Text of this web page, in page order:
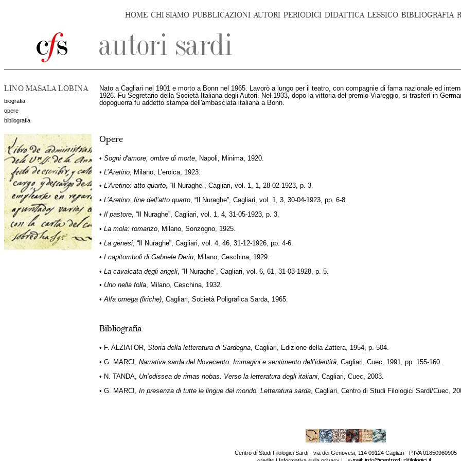
HOME CHI SIAMO PUBBLICAZIONI AUTORI PERIODICI DIDATTICA LESSICO BIBLIOGRAFIA
LINO MASALA LOBINA
biografia
opere
bibliografia
Nato a Cagliari nel 1901 e morto a Bonn nel 1965. Lavorò a lungo per il teatro, con compagnie di fama nazionale ed
1926. Fu Segretario della Società Italiana degli Autori. Nel 1933, dopo la vittoria del premio Viareggio, si trasferì in
dopoguerra fu addetto stampa dell'ambasciata italiana a Bonn.
Opere
• Sogni d'amore, ombre di morte, Napoli, Minima, 1920.
• L’Aretino , Milano, L'eroica, 1923.
• L’Aretino: atto quarto, “Il Nuraghe”, Cagliari, vol. 1, 1, 28-02-1923, p. 3.
• L’Aretino: fine dell’atto quarto, “Il Nuraghe”, Cagliari, vol. 1, 3, 30-04-1923, pp. 6-8.
• Il pastore, “Il Nuraghe”, Cagliari, vol. 1, 4, 31-05-1923, p. 3.
• La mola: romanzo, Milano, Sonzogno, 1925.
• La genesi, “Il Nuraghe”, Cagliari, vol. 4, 46, 31-12-1926, pp. 4-6.
• I capitomboli di Gabriele Deriu, Milano, Ceschina, 1929.
• La cavalcata degli angeli , “Il Nuraghe”, Cagliari, vol. 6, 61, 31-03-1928, p. 5.
• Uno nella folla, Milano, Ceschina, 1932.
•Alfa omega (liriche), Cagliari, Società Poligrafica Sarda, 1965.
Bibliografia
• F. ALZIATOR, Storia della letteratura di Sardegna, Cagliari, Edizione della Zattera, 1954, p. 504.
• G. MARCI, Narrativa sarda del Novecento. Immagini e sentimento dell’identità, Cagliari, Cuec, 1991, pp. 155-160.
• N. TANDA, Un’odissea de rimas nobas. Verso la letteratura degli italiani, Cagliari, Cuec, 2003.
• G. MARCI, In presenza di tutte le lingue del mondo. Letteratura sarda, Cagliari, Centro di Studi Filologici Sardi/Cuec,
Centro di Studi Filologici Sardi - via dei Genovesi, 114 09124 Cagliari - P.IVA 01850960905